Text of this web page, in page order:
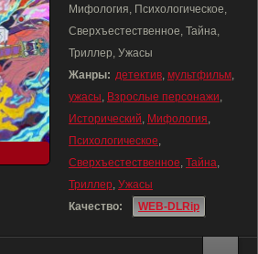
Мифология, Психологическое,
Сверхъестественное, Тайна,
Триллер, Ужасы
Жанры: детектив, мультфильм,
ужасы, Взрослые персонажи,
Исторический, Мифология,
Психологическое,
Сверхъестественное, Тайна,
Триллер, Ужасы
Качество:
WEB-DLRip